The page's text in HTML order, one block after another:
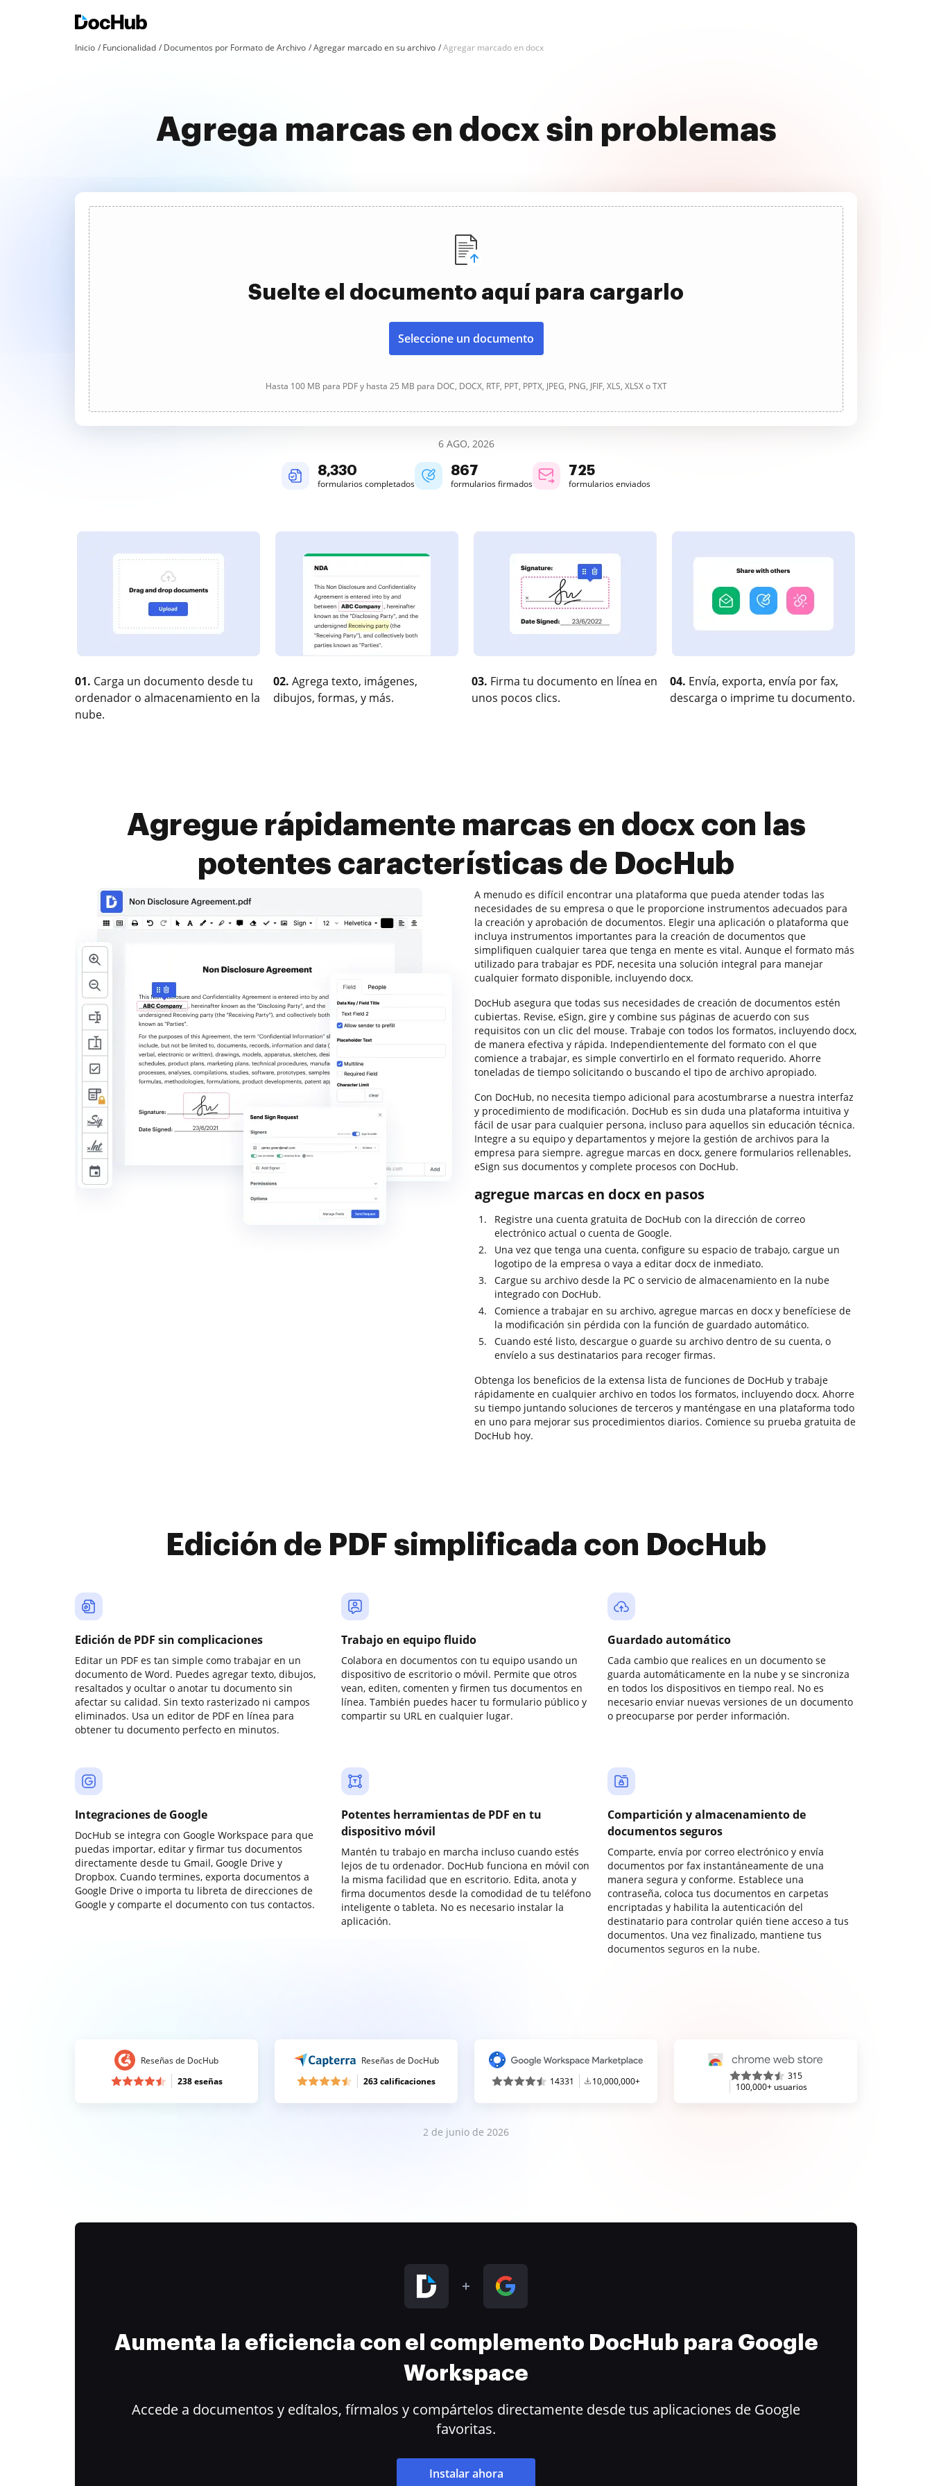
Inicio Funcionalidad Documentos por Formato de Archivo Agregar marcado en su archivo Agregar marcado en docx
Agrega marcas en docx sin problemas
Suelte el documento aquí para cargarlo
Seleccione un documento
Hasta 100 MB para PDF y hasta 25 MB para DOC, DOCX, RTF, PPT, PPTX, JPEG, PNG, JFIF, XLS, XLSX o TXT
6 AGO, 2026
8,332
formularios completados
867
formularios firmados
725
formularios enviados
01. Carga un documento desde tu
ordenador o almacenamiento en la
nube.
02. Agrega texto, imágenes,
dibujos, formas, y más.
03. Firma tu documento en línea en
unos pocos clics.
04. Envía, exporta, envía por fax,
descarga o imprime tu documento.
Agregue rápidamente marcas en docx con las
potentes características de DocHub
A menudo es difícil encontrar una plataforma que pueda atender todas las
necesidades de su empresa o que le proporcione instrumentos adecuados para
la creación y aprobación de documentos. Elegir una aplicación o plataforma que
incluya instrumentos importantes para la creación de documentos que
simplifiquen cualquier tarea que tenga en mente es vital. Aunque el formato más
utilizado para trabajar es PDF, necesita una solución integral para manejar
cualquier formato disponible, incluyendo docx.
DocHub asegura que todas sus necesidades de creación de documentos estén
cubiertas. Revise, eSign, gire y combine sus páginas de acuerdo con sus
requisitos con un clic del mouse. Trabaje con todos los formatos, incluyendo docx,
de manera efectiva y rápida. Independientemente del formato con el que
comience a trabajar, es simple convertirlo en el formato requerido. Ahorre
toneladas de tiempo solicitando o buscando el tipo de archivo apropiado.
Con DocHub, no necesita tiempo adicional para acostumbrarse a nuestra interfaz
y procedimiento de modificación. DocHub es sin duda una plataforma intuitiva y
fácil de usar para cualquier persona, incluso para aquellos sin educación técnica.
Integre a su equipo y departamentos y mejore la gestión de archivos para la
empresa para siempre. agregue marcas en docx, genere formularios rellenables,
eSign sus documentos y complete procesos con DocHub.
agregue marcas en docx en pasos
Registre una cuenta gratuita de DocHub con la dirección de correo
electrónico actual o cuenta de Google.
Una vez que tenga una cuenta, configure su espacio de trabajo, cargue un
logotipo de la empresa o vaya a editar docx de inmediato.
Cargue su archivo desde la PC o servicio de almacenamiento en la nube
integrado con DocHub.
Comience a trabajar en su archivo, agregue marcas en docx y benefíciese de
la modificación sin pérdida con la función de guardado automático.
Cuando esté listo, descargue o guarde su archivo dentro de su cuenta, o
envíelo a sus destinatarios para recoger firmas.
Obtenga los beneficios de la extensa lista de funciones de DocHub y trabaje
rápidamente en cualquier archivo en todos los formatos, incluyendo docx. Ahorre
su tiempo juntando soluciones de terceros y manténgase en una plataforma todo
en uno para mejorar sus procedimientos diarios. Comience su prueba gratuita de
DocHub hoy.
Edición de PDF simplificada con DocHub
Edición de PDF sin complicaciones
Editar un PDF es tan simple como trabajar en un
documento de Word. Puedes agregar texto, dibujos,
resaltados y ocultar o anotar tu documento sin
afectar su calidad. Sin texto rasterizado ni campos
eliminados. Usa un editor de PDF en línea para
obtener tu documento perfecto en minutos.
Trabajo en equipo fluido
Colabora en documentos con tu equipo usando un
dispositivo de escritorio o móvil. Permite que otros
vean, editen, comenten y firmen tus documentos en
línea. También puedes hacer tu formulario público y
compartir su URL en cualquier lugar.
Guardado automático
Cada cambio que realices en un documento se
guarda automáticamente en la nube y se sincroniza
en todos los dispositivos en tiempo real. No es
necesario enviar nuevas versiones de un documento
o preocuparse por perder información.
Integraciones de Google
DocHub se integra con Google Workspace para que
puedas importar, editar y firmar tus documentos
directamente desde tu Gmail, Google Drive y
Dropbox. Cuando termines, exporta documentos a
Google Drive o importa tu libreta de direcciones de
Google y comparte el documento con tus contactos.
Potentes herramientas de PDF en tu
dispositivo móvil
Mantén tu trabajo en marcha incluso cuando estés
lejos de tu ordenador. DocHub funciona en móvil con
la misma facilidad que en escritorio. Edita, anota y
firma documentos desde la comodidad de tu teléfono
inteligente o tableta. No es necesario instalar la
aplicación.
Compartición y almacenamiento de
documentos seguros
Comparte, envía por correo electrónico y envía
documentos por fax instantáneamente de una
manera segura y conforme. Establece una
contraseña, coloca tus documentos en carpetas
encriptadas y habilita la autenticación del
destinatario para controlar quién tiene acceso a tus
documentos. Una vez finalizado, mantiene tus
documentos seguros en la nube.
Reseñas de DocHub
238 eseñas
Reseñas de DocHub
263 calificaciones
14331 10,000,000+
315
100,000+ usuarios
2 de junio de 2026
Aumenta la eficiencia con el complemento DocHub para Google
Workspace
Accede a documentos y edítalos, fírmalos y compártelos directamente desde tus aplicaciones de Google
favoritas.
Instalar ahora